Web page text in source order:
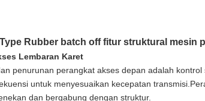
Rubber batch off fitur struktural mesin
Lembaran Karet
penurunan perangkat akses depan adalah
untuk menyesuaikan kecepatan
dan bergabung dengan struktur.